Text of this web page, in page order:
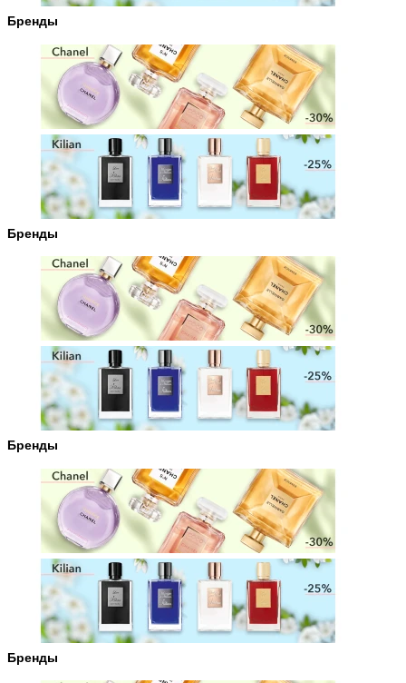
Бренды
Бренды
Бренды
Бренды